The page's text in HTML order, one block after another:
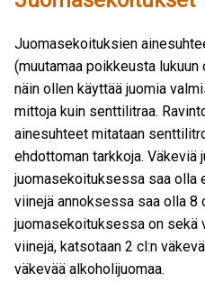
Juomasekoituksien
(muutamaa poikkeusta
näin ollen käyttää juomia
mittoja kuin senttilitraa.
ainesuhteet mitataan
ehdottoman tarkkoja. Väkeviä
juomasekoituksessa saa olla
viinejä annoksessa saa olla 8
juomasekoituksessa on sekä
viinejä, katsotaan 2 cl:n
väkevää alkoholijuomaa.